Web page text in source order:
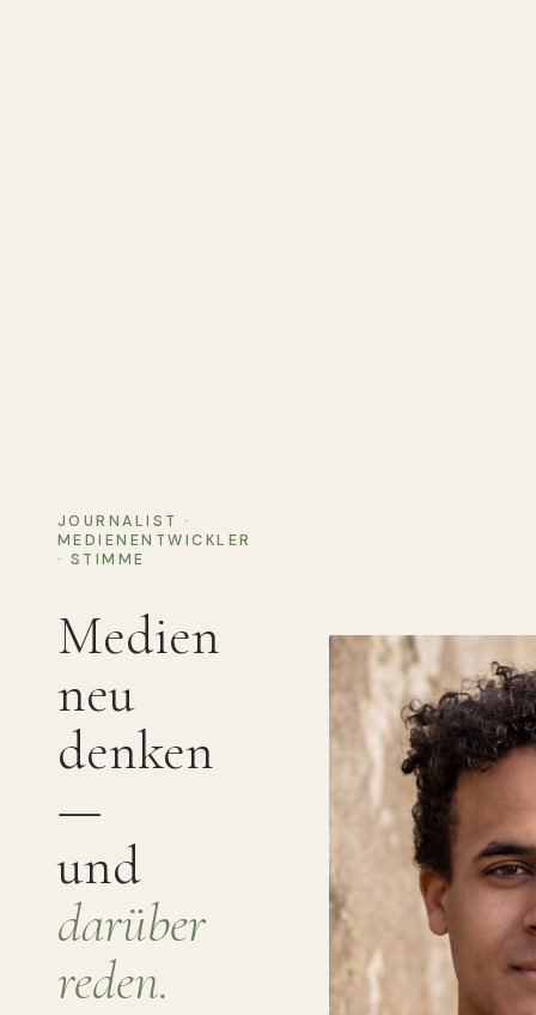
JOURNALIST ·
MEDIENENTWICKLER
· STIMME
Medien
neu
denken
—
und
darüber
reden.